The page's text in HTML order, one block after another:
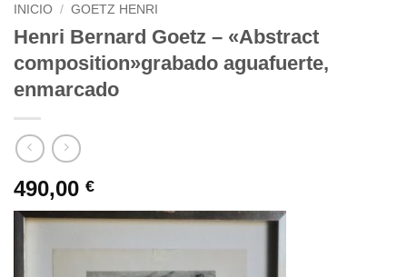
INICIO / GOETZ HENRI
Henri Bernard Goetz – «Abstract
composition»grabado aguafuerte,
enmarcado
490,00 €